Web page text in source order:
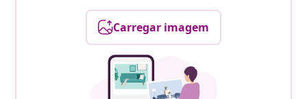
Carregar imagem